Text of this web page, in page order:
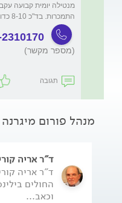
מנטילה יומית קבועה
התמכרות. בד"כ 8-10 כדורים לחודש סביר.
(מספר מקשר)
תגובה
מנהל פורום
ד"ר אריה
ד"ר אריה
החולים
וכאב...